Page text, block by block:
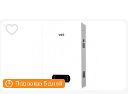
Под заказ 5 дней